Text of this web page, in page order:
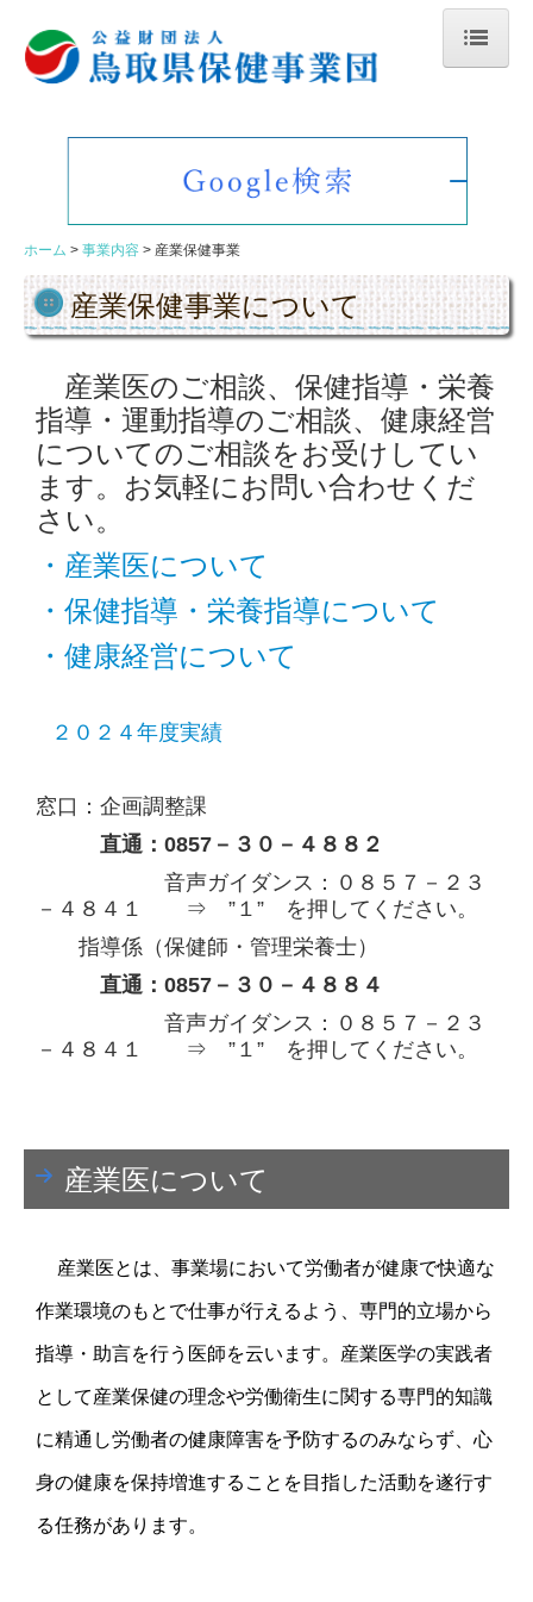
産業保健事業
環境・食品検査
みんなの健康
事業団だより
各施設のご案内
健診センター
総合保健センター
中部健康管理センター
西部健康管理センター
当事業団について
概要
沿革
外部精度管理状況
事業報告
お問い合わせ
各種様式
職員募集
ホーム 事業内容 産業保健事業
産業保健事業について
産業医のご相談、保健指導・栄養
指導・運動指導のご相談、健康経営
についてのご相談をお受けしてい
ます。お気軽にお問い合わせくだ
さい。
・産業医について
・保健指導・栄養指導について
・健康経営について
２０２４年度実績
窓口：企画調整課
直通：0857－３０－４８８２
音声ガイダンス：０８５７－２３
－４８４１ ⇒ ”１” を押してください。
指導係（保健師・管理栄養士）
直通：0857－３０－４８８４
音声ガイダンス：０８５７－２３
－４８４１ ⇒ ”１” を押してください。
産業医について
産業医とは、事業場において労働者が健康で快適な
作業環境のもとで仕事が行えるよう、専門的立場から
指導・助言を行う医師を云います。 産業医学の実践者
として産業保健の理念や労働衛生に関する専門的知識
に精通し労働者の健康障害を予防するのみならず、心
身の健康を保持増進することを目指した活動を遂行す
る任務があります。